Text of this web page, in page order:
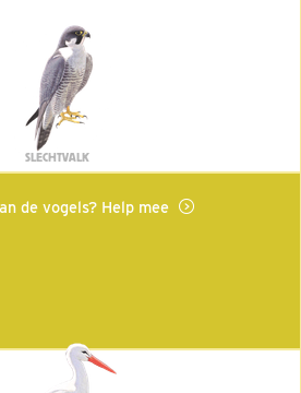
SLECHTVALK
de vogels? Help mee